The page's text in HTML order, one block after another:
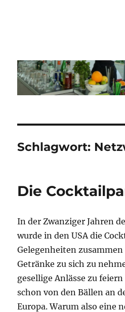
Schlagwort:
Die
In der Zwanziger Jahren
wurde in den USA die
Gelegenheiten
Getränke zu sich zu
gesellige Anlässe zu
schon von den Bällen an
Europa. Warum also eine